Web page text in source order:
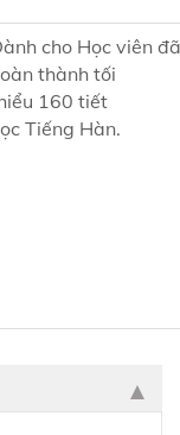
cho Học viên đã
thành tối
160 tiết
Tiếng Hàn.